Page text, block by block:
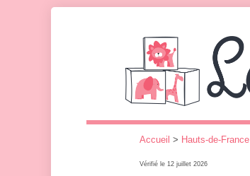
Accueil > Hauts-de-France
Vérifié le 12 juillet 2026